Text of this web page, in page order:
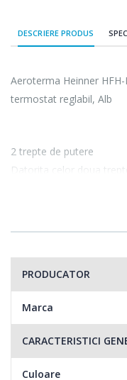
DESCRIERE PRODUS
Aeroterma Heinner
termostat reglabil, Alb
2 trepte de putere
Datorita celor doua
Ai un consum redus de
care opreste
Indicator luminos on
functioneaza.
PRODUCATOR
Marca
CARACTERISTICI
Culoare